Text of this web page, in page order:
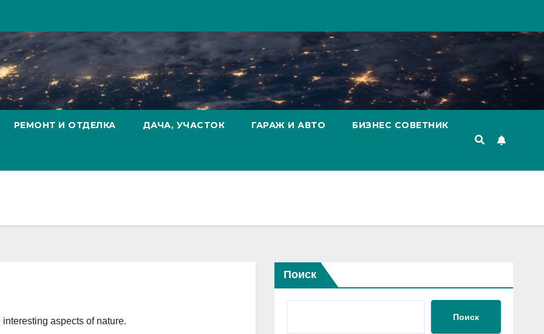
РЕМОНТ И ОТДЕЛКА ДАЧА, УЧАСТОК ГАРАЖ И АВТО БИЗНЕС СОВЕТНИК
aspects of nature.
Поиск
Поиск